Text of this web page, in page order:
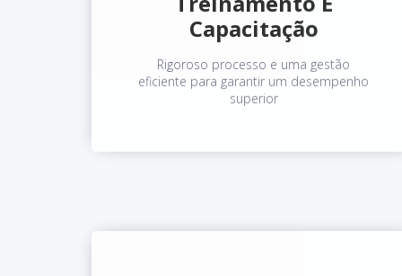
Capacitação
Rigoroso processo e uma gestão
eficiente para garantir um desempenho
superior